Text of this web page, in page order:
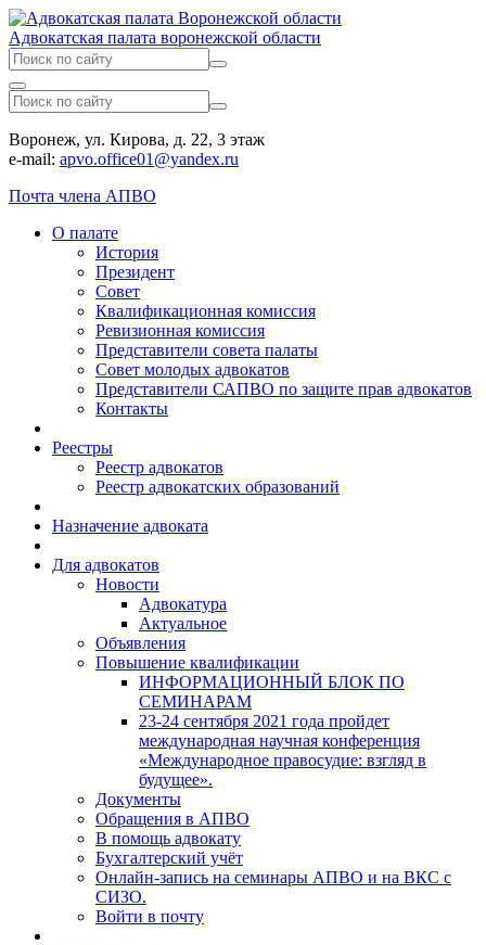
Адвокатская палата воронежской области
Воронеж, ул. Кирова, д. 22, 3 этаж
e-mail: apvo.office01@yandex.ru
Почта члена АПВО
О палате
История
Президент
Совет
Квалификационная комиссия
Ревизионная комиссия
Представители совета палаты
Совет молодых адвокатов
Представители САПВО по защите прав адвокатов
Контакты
Реестры
Реестр адвокатов
Реестр адвокатских образований
Назначение адвоката
Для адвокатов
Новости
Адвокатура
Актуальное
Объявления
Повышение квалификации
ИНФОРМАЦИОННЫЙ БЛОК ПО
СЕМИНАРАМ
23-24 сентября 2021 года пройдет
международная научная конференция
«Международное правосудие: взгляд в
будущее».
Документы
Обращения в АПВО
В помощь адвокату
Бухгалтерский учёт
Онлайн-запись на семинары АПВО и на ВКС с
СИЗО.
Войти в почту